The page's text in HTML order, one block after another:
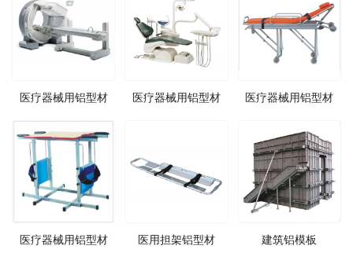
医疗器械用铝型材 医疗器械用铝型材 医疗器械用铝型材
医疗器械用铝型材 医用担架铝型材 建筑铝模板